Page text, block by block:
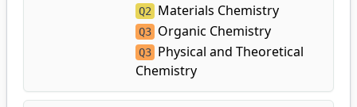
Q2 Materials Chemistry
Q3 Organic Chemistry
Q3 Physical and Theoretical
Chemistry